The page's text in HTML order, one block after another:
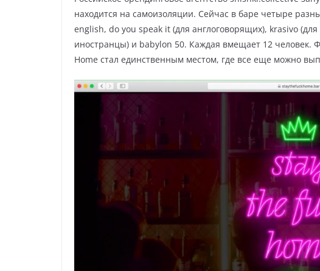
находится на самоизоляции. Сейчас в баре четыре
english, do you speak it (для англоговорящих), krasivo
иностранцы) и babylon 50. Каждая вмещает 12 человек.
Home стал единственным местом, где все еще можно